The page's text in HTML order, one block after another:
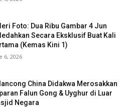
Foto: Dua Ribu Gambar 4 Jun
Secara Eksklusif Buat Kali
(Kemas Kini 1)
6, 2026
China Didakwa Merosakkan
Falun Gong & Uyghur di Luar
Negara